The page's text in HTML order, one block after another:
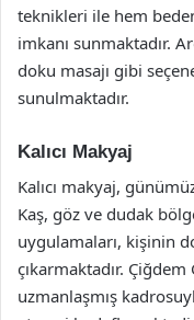
teknikleri ile hem
imkanı sunmaktadır.
doku masajı gibi
sunulmaktadır.
Kalıcı Makyaj
Kalıcı makyaj,
Kaş, göz ve dudak
uygulamaları, kişinin
çıkarmaktadır.
uzmanlaşmış